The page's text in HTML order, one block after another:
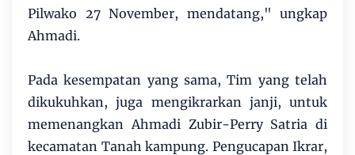
Pilwako 27 November, mendatang," ungkap
Ahmadi.
Pada kesempatan yang sama, Tim yang telah
dikukuhkan, juga mengikrarkan janji, untuk
memenangkan Ahmadi Zubir-Perry Satria di
kecamatan Tanah kampung. Pengucapan Ikrar,